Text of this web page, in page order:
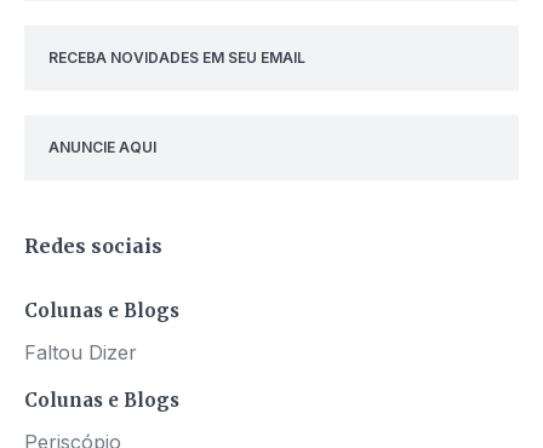
RECEBA NOVIDADES EM SEU EMAIL
ANUNCIE AQUI
Redes sociais
Colunas e Blogs
Faltou Dizer
Colunas e Blogs
Periscópio